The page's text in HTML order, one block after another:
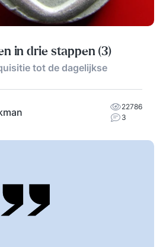
in drie stappen (3)
tot de dagelijkse
22786
3